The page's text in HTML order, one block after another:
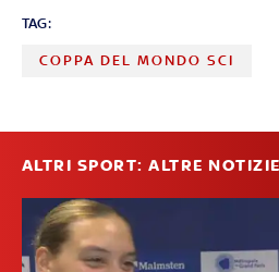
TAG:
COPPA DEL MONDO SCI
ALTRI SPORT: ALTRE NOTIZIE